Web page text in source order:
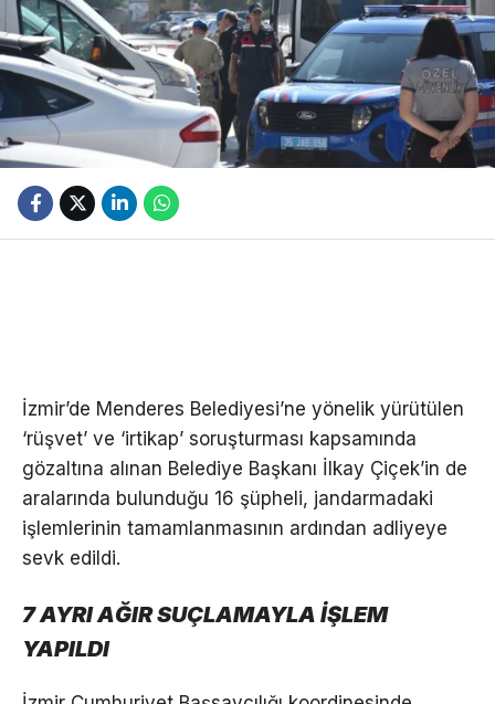
İzmir’de Menderes Belediyesi’ne yönelik yürütülen
‘rüşvet’ ve ‘irtikap’ soruşturması kapsamında
gözaltına alınan Belediye Başkanı İlkay Çiçek’in de
aralarında bulunduğu 16 şüpheli, jandarmadaki
işlemlerinin tamamlanmasının ardından adliyeye
sevk edildi.
7 AYRI AĞIR SUÇLAMAYLA İŞLEM
YAPILDI